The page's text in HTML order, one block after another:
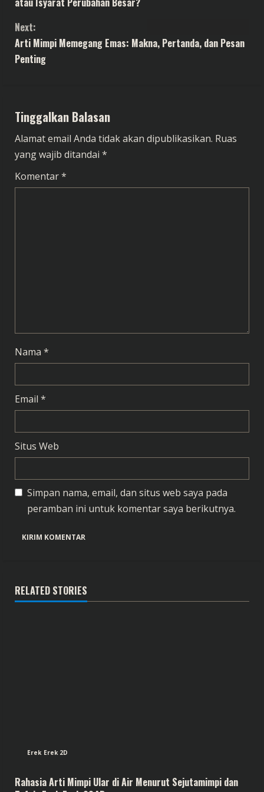
n
t
u
e
R
e
Next:
Arti Mimpi Memegang Emas: Makna, Pertanda, dan Pesan
Penting
Tinggalkan Balasan
Alamat email Anda tidak akan dipublikasikan. Ruas
yang wajib ditandai *
Komentar*
Nama *
Email *
Situs Web
Simpan nama, email, dan situs web saya pada
peramban ini untuk komentar saya berikutnya.
RELATED STORIES
Erek Erek 2D
Rahasia Arti Mimpi Ular di Air Menurut Sejutamimpi dan